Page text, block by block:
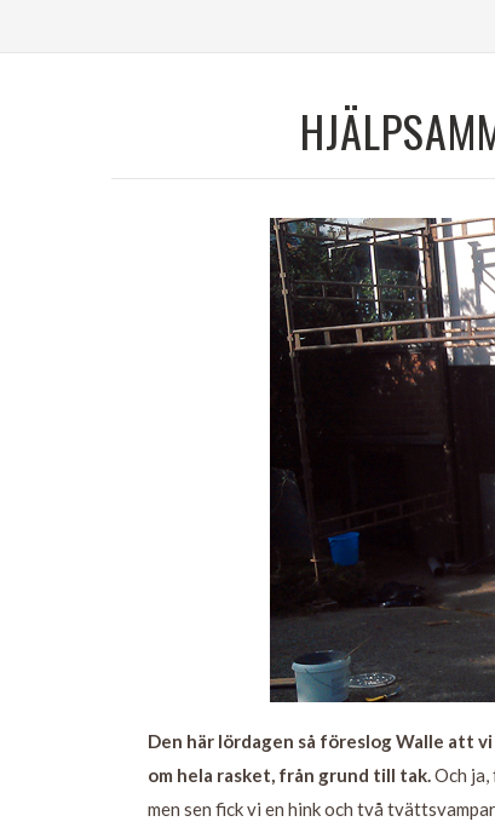
Den här lördagen så föreslog Walle att
om hela rasket, från grund till tak.Och
men sen fick vi en hink och två